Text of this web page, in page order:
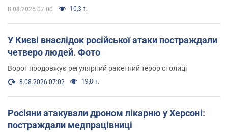
8.08.2026 07:00 10,3 т.
У Києві внаслідок російської атаки постраждали
четверо людей. Фото
Ворог продовжує регулярний ракетний терор столиці
8.08.2026 07:02 19,8 т.
Росіяни атакували дроном лікарню у Херсоні:
постраждали медпрацівниці